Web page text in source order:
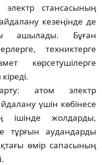
стан­сасы­ның
ке­зеңінде де
ашылады. Бұ­ған
тех­никтерге
көр­се­ту­шілерге
атом электр
үшін көбінесе
ішін­де жолдарды,
тұрғын аудандарды
өмір сапасының